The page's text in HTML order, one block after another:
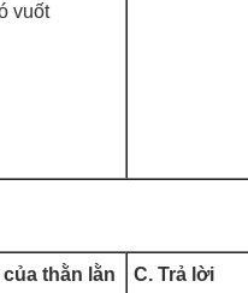
vuốt
thằn lằn C. Trả lời